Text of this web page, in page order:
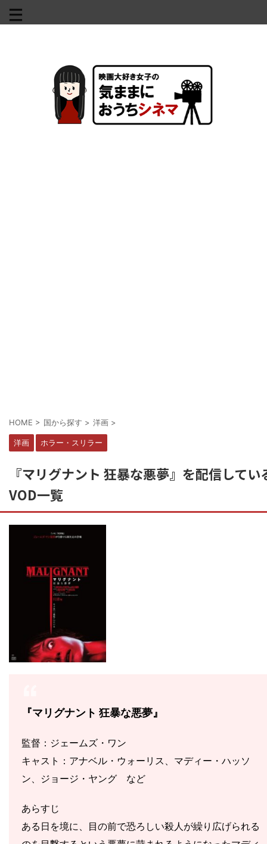
HOME > 国から探す > 洋画 >
洋画 ホラー・スリラー
『マリグナント 狂暴な悪夢』を配信してい
VOD一覧
『マリグナント 狂暴な悪夢』
監督：ジェームズ・ワン
キャスト：アナベル・ウォーリス、マディー・ハッソ
ン、ジョージ・ヤング など
あらすじ
ある日を境に、目の前で恐ろしい殺人が繰り広げられる